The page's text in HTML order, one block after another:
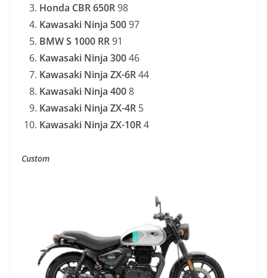
Honda CBR 650R98
Kawasaki Ninja 50097
BMW S 1000 RR91
Kawasaki Ninja 30046
Kawasaki Ninja ZX-6R44
Kawasaki Ninja 4008
Kawasaki Ninja ZX-4R 5
Kawasaki Ninja ZX-10R4
Custom